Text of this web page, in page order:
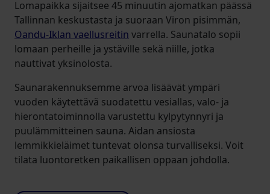
Lomapaikka sijaitsee 45 minuutin ajomatkan päässä
Tallinnan keskustasta ja suoraan Viron pisimmän,
Oandu-Iklan vaellusreitin varrella. Saunatalo sopii
lomaan perheille ja ystäville sekä niille, jotka
nauttivat yksinolosta.
Saunarakennuksemme arvoa lisäävät ympäri
vuoden käytettävä suodatettu vesiallas, valo- ja
hierontatoiminnolla varustettu kylpytynnyri ja
puulämmitteinen sauna. Aidan ansiosta
lemmikkieläimet tuntevat olonsa turvalliseksi. Voit
tilata luontoretken paikallisen oppaan johdolla.